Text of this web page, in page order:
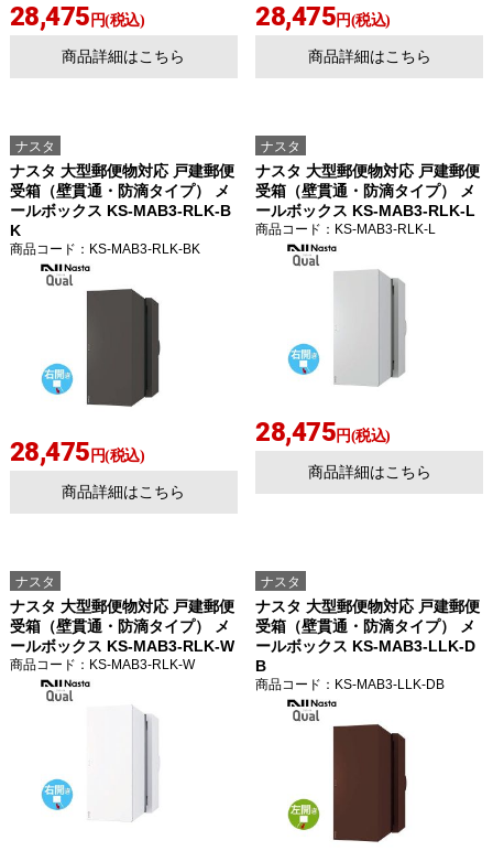
28,475 円(税込)
商品詳細はこちら
28,475円(税込)
商品詳細はこちら
ナスタ
ナスタ 大型郵便物対応 戸建郵便
受箱（壁貫通・防滴タイプ） メ
ールボックス KS-MAB3-RLK-B
K
商品コード ：KS-MAB3-RLK-BK
28,475 円(税込)
商品詳細はこちら
ナスタ
ナスタ 大型郵便物対応 戸建郵便
受箱（壁貫通・防滴タイプ） メ
ールボックス KS-MAB3-RLK-L
商品コード ：KS-MAB3-RLK-L
28,475円(税込)
商品詳細はこちら
ナスタ
ナスタ 大型郵便物対応 戸建郵便
受箱（壁貫通・防滴タイプ） メ
ールボックス KS-MAB3-RLK-W
商品コード ：KS-MAB3-RLK-W
ナスタ
ナスタ 大型郵便物対応 戸建郵便
受箱（壁貫通・防滴タイプ） メ
ールボックス KS-MAB3-LLK-D
B
商品コード ：KS-MAB3-LLK-DB